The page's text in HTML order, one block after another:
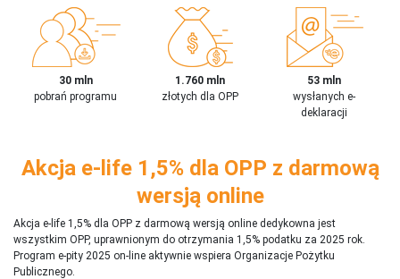
30 mln
pobrań programu
1.760 mln
złotych dla OPP
53 mln
wysłanych e-
deklaracji
Akcja e-life 1,5% dla OPP z darmową
wersją online
Akcja e-life 1,5% dla OPP z darmową wersją online dedykowna jest
wszystkim OPP, uprawnionym do otrzymania 1,5% podatku za 2025 rok.
Program e-pity 2025 on-line aktywnie wspiera Organizacje Pożytku
Publicznego.